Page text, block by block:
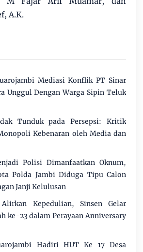
A.K.
Mediasi Konflik PT Sinar
Unggul Dengan Warga Sipin Teluk
Tunduk pada Persepsi: Kritik
Kebenaran oleh Media dan
Polisi Dimanfaatkan Oknum,
Polda Jambi Diduga Tipu Calon
Janji Kelulusan
Kepedulian, Sinsen Gelar
ke-23 dalam Perayaan Anniversary
Hadiri HUT Ke 17 Desa